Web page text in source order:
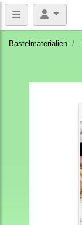
Bastelmaterialien